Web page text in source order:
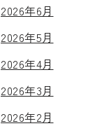
2026年6月
2026年5月
2026年4月
2026年3月
2026年2月